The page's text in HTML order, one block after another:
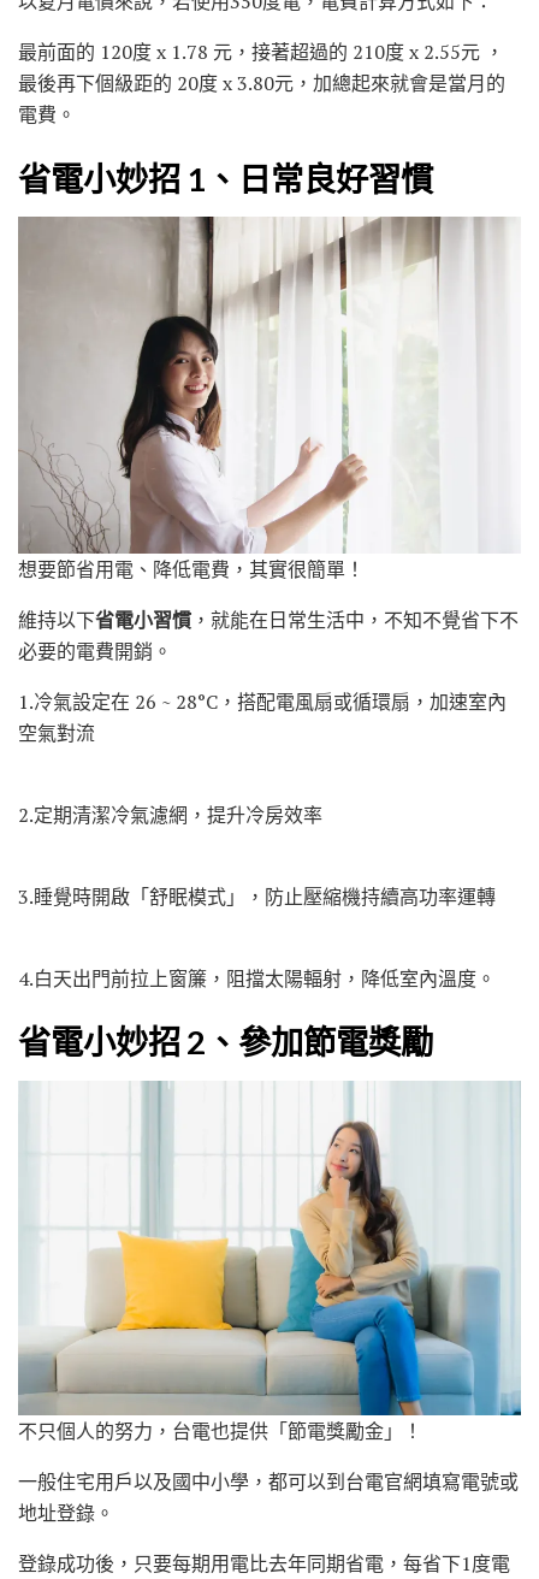
最前面的 120度 x 1.78 元，接著超過的 210度 x 2.55元 ，
最後再下個級距的 20度 x 3.80元，加總起來就會是當月的
電費。
省電小妙招 1、日常良好習慣
想要節省用電、降低電費，其實很簡單！
維持以下省電小習慣 ，就能在日常生活中，不知不覺省下不
必要的電費開銷。
1.冷氣設定在 26 ~ 28°C，搭配電風扇或循環扇，加速室內
空氣對流
2.定期清潔冷氣濾網，提升冷房效率
3.睡覺時開啟「舒眠模式」，防止壓縮機持續高功率運轉
4.白天出門前拉上窗簾，阻擋太陽輻射，降低室內溫度。
省電小妙招 2、參加節電獎勵
不只個人的努力，台電也提供「節電獎勵金」！
一般住宅用戶以及國中小學，都可以到台電官網填寫電號或
地址登錄。
登錄成功後，只要每期用電比去年同期省電，每省下1度電